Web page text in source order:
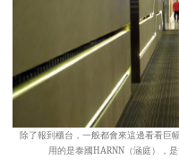
除了報到櫃台，一般都會來這邊看看巨
用的是泰國HARNN（涵庭），